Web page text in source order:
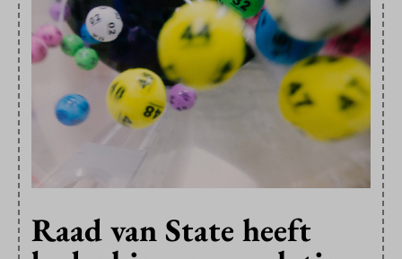
Raad van State heeft